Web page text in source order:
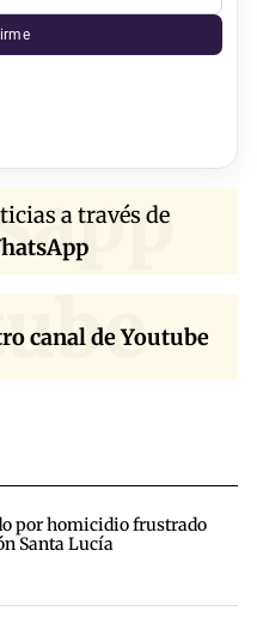
a través de
canal de Youtube
por homicidio frustrado
Santa Lucía